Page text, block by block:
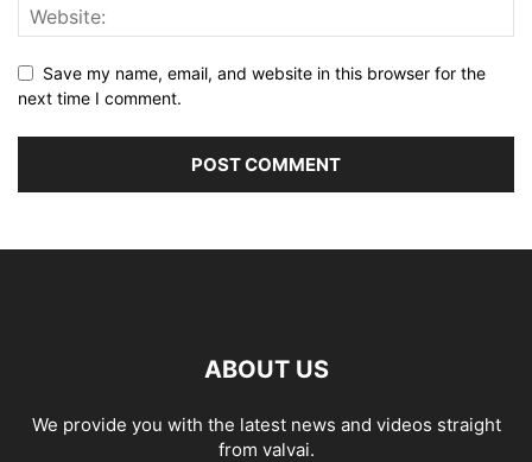
Save my name, email, and website in this browser for the
next time I comment.
ABOUT US
We provide you with the latest news and videos straight
from valvai.